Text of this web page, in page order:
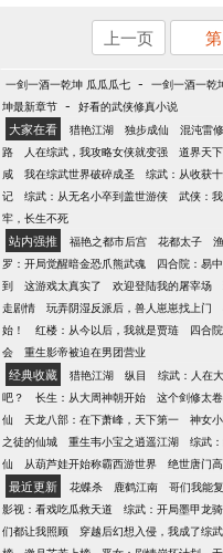
上一页
一剑一酒一乾坤 瓜瓜瓜七 - 一剑一酒一乾
坤最新章节 - 好看的武侠修真小说
大家在看 猎艳江湖 独步成仙 混沌雷修
路
人在综武，我攻略女侠就变强 道界天下
咸
我在综武世界破碎成圣 综武：从收获
记
综武：从无名小卒到盖世游侠 武侠：
牢，长生不死
站内强推 福艳之都市后宫 花都太子
罗：开局觉醒暗金恐爪熊武魂
四合院：易
到
这游戏太真实了 欢迎登陆我的屠宰场
走剧情
玩弄阴湿反派后，兽人崽崽找上门
始！
红楼：从今以后，我就是贾琏 四合
会
重生影帝被迫在男团营业
经典收藏 猎艳江湖 纵目 综武：人在
吧？
长生：从大周神朝开始 这个剑修太
仙
天龙八部：在下萧峰，天下第一 神女
之徒的仙城
重生韦小宝之逍遥江湖 综武
仙
从葫芦娃开始称霸西游世界 绝世唐门
最近更新 花蝶杀 鹿鹤江南 哥们我能
影视：看戏吃瓜救天道
综武：开局墨甲龙
们都让我照顾
穿越后幻想入侵，我成了综